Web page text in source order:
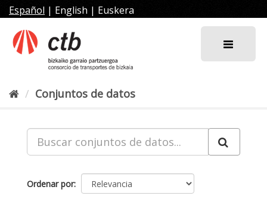
al
contenido
Español | English | Euskera
Conjuntos de datos
Ordenar por